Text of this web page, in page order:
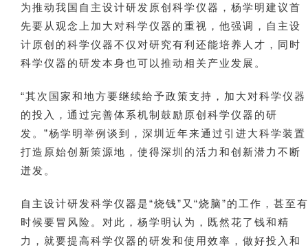
为推动我国自主设计研发原创科学仪器，杨学明建议首
先要从观念上加大对科学仪器的重视，他强调，自主设
计原创的科学仪器不仅对研究有利还能培养人才，同时
科学仪器的研发本身也可以推动相关产业发展。
“其次国家和地方要继续给予政策支持，加大对科学仪器
的投入，通过完善体系机制鼓励原创科学仪器的研
发。”杨学明举例谈到，深圳近年来通过引进大科学装置
打造原始创新策源地，使得深圳的活力和创新潜力不断
迸发。
自主设计研发科学仪器是“烧钱”又“烧脑”的工作，甚至有
时候要冒风险。对此，杨学明认为，既然花了钱和精
力，就要提高科学仪器的研发和使用效率，做好投入和